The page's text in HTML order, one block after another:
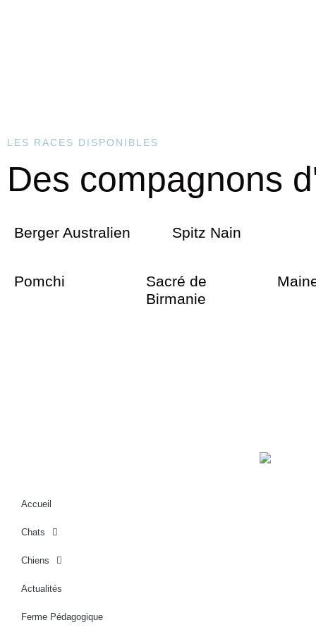
LES RACES DISPONIBLES
Des compagnons
Berger Australien Spitz Nain
Pomchi
Sacré de
Birmanie
Accueil
Chats
Chiens
Actualités
Ferme Pédagogique